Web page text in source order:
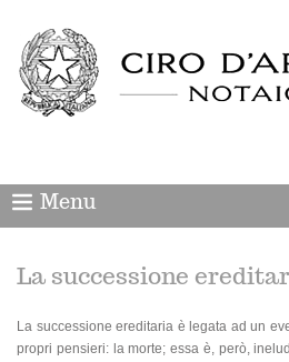
Menu
La successione
La successione ereditaria è legata ad un
propri pensieri: la morte; essa è, però,